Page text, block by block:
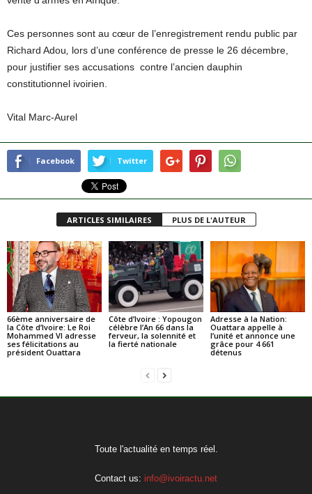
Ces personnes sont au cœur de l’enregistrement rendu public par
Richard Adou
lors d’une conférence de presse le 26 décembre,
pour justifier ses accusations contre l’ancien dauphin
constitutionnel ivoirien.
Vital Marc-Aurel
Facebook Twitter
ARTICLES SIMILAIRES PLUS DE L'AUTEUR
66ème anniversaire de
la Côte d’Ivoire: Le Roi
Mohammed VI adresse
ses félicitations au
président Ouattara
Côte d’Ivoire : Yopougon
célèbre l’An 66 dans la
ferveur, la solennité et
la fierté nationale
Adresse à la Nation:
Ouattara appelle à
l’unité et annonce une
grâce pour 4 661
détenus
Toute l'actualité en temps réel.
Contact us: info@ivoiractu.net